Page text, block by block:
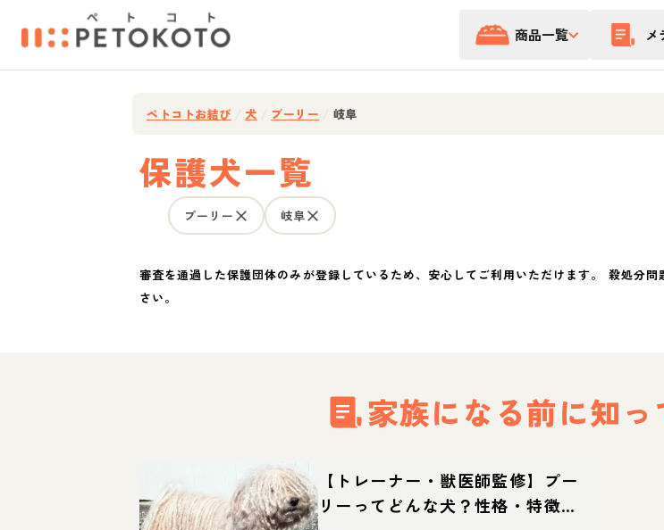
商品一覧 メ
ペトコトお結び 犬 プーリー 岐阜
保護犬一覧
プーリー 岐阜
審査を通過した保護団体のみが登録しているため、安心してご利用いただけます。 殺処分
さい。
家族になる前に知っ
【トレーナー・獣医師監修】プー
リーってどんな犬？性格・特徴・